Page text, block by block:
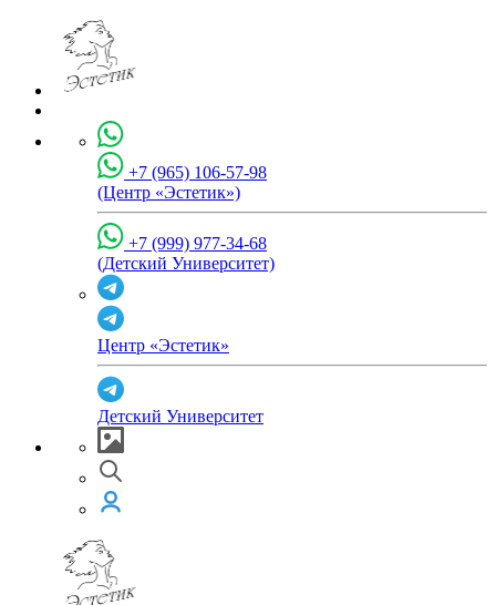
+7 (965) 106-57-98
(Центр «Эстетик»)
+7 (999) 977-34-68
(Детский Университет)
Центр «Эстетик»
Детский Университет